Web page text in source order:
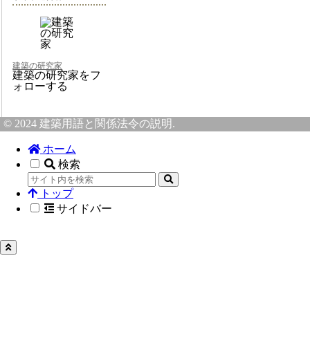
建築の研究家
建築の研究家をフ
ォローする
© 2024 建築用語と関係法令の説明.
ホーム
検索
トップ
サイドバー